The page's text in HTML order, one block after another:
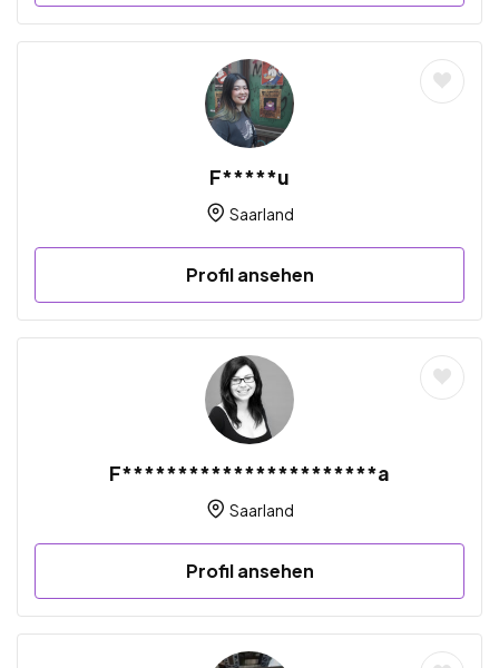
F*****u
Saarland
Profil ansehen
F***********************a
Saarland
Profil ansehen